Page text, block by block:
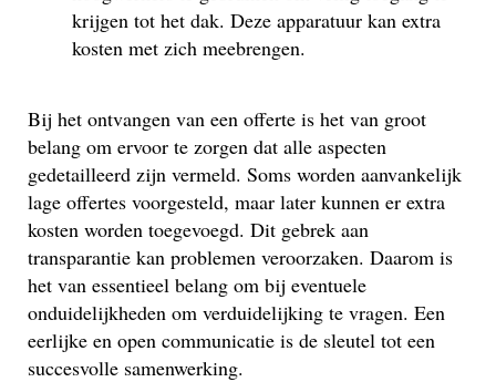
krijgen tot het dak. Deze apparatuur kan extra
kosten met zich meebrengen.
Bij het ontvangen van een offerte is het van groot
belang om ervoor te zorgen dat alle aspecten
gedetailleerd zijn vermeld. Soms worden aanvankelijk
lage offertes voorgesteld, maar later kunnen er extra
kosten worden toegevoegd. Dit gebrek aan
transparantie kan problemen veroorzaken. Daarom is
het van essentieel belang om bij eventuele
onduidelijkheden om verduidelijking te vragen. Een
eerlijke en open communicatie is de sleutel tot een
succesvolle samenwerking.